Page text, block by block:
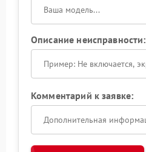
Описание неисправности:
Комментарий к заявке: